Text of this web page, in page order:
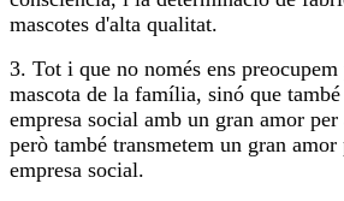
mascotes d'alta qualitat.
3. Tot i que no només ens
mascota de la família, sinó que
empresa social amb un gran amor per
però també transmetem un gran amor
empresa social.